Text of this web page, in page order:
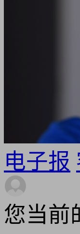
电子报
您当前